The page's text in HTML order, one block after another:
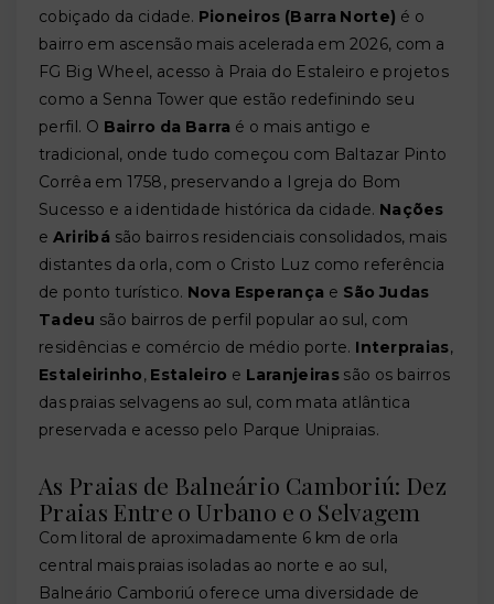
cobiçado da cidade. Pioneiros (Barra Norte) é o
bairro em ascensão mais acelerada em 2026, com a
FG Big Wheel, acesso à Praia do Estaleiro e projetos
como a Senna Tower que estão redefinindo seu
perfil. O Bairro da Barra é o mais antigo e
tradicional, onde tudo começou com Baltazar Pinto
Corrêa em 1758, preservando a Igreja do Bom
Sucesso e a identidade histórica da cidade. Nações
e Ariribá são bairros residenciais consolidados, mais
distantes da orla, com o Cristo Luz como referência
de ponto turístico. Nova Esperança e São Judas
Tadeu são bairros de perfil popular ao sul, com
residências e comércio de médio porte. Interpraias,
Estaleirinho, Estaleiro e Laranjeirassão os bairros
das praias selvagens ao sul, com mata atlântica
preservada e acesso pelo Parque Unipraias.
As Praias de Balneário Camboriú: Dez
Praias Entre o Urbano e o Selvagem
Com litoral de aproximadamente 6 km de orla
central mais praias isoladas ao norte e ao sul,
Balneário Camboriú oferece uma diversidade de